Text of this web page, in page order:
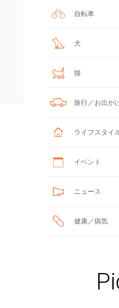
自転車
犬
猫
旅行／お出か
ライフスタイ
イベント
ニュース
健康／病気